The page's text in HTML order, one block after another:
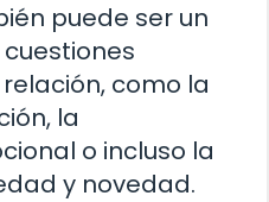
puede ser un
como la
la
o incluso la
y novedad.